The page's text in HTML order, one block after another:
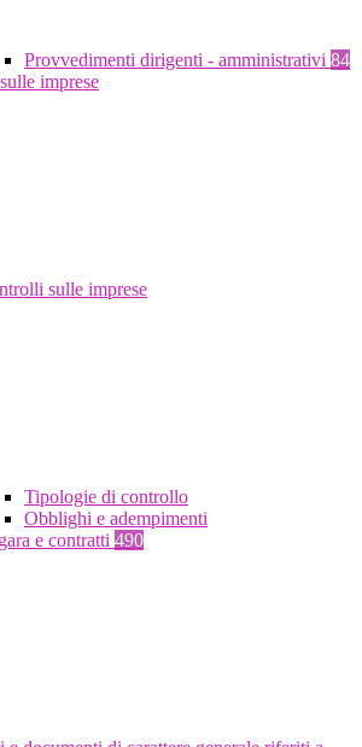
Provvedimenti dirigenti - amministrativi 84
imprese
sulle imprese
Tipologie di controllo
Obblighi e adempimenti
e contratti 490